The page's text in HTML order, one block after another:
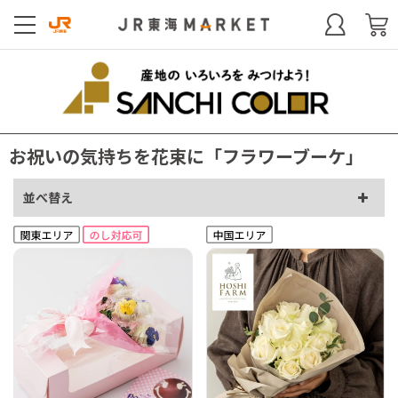
お祝いの気持ちを花束に「フラワーブーケ」
並べ替え